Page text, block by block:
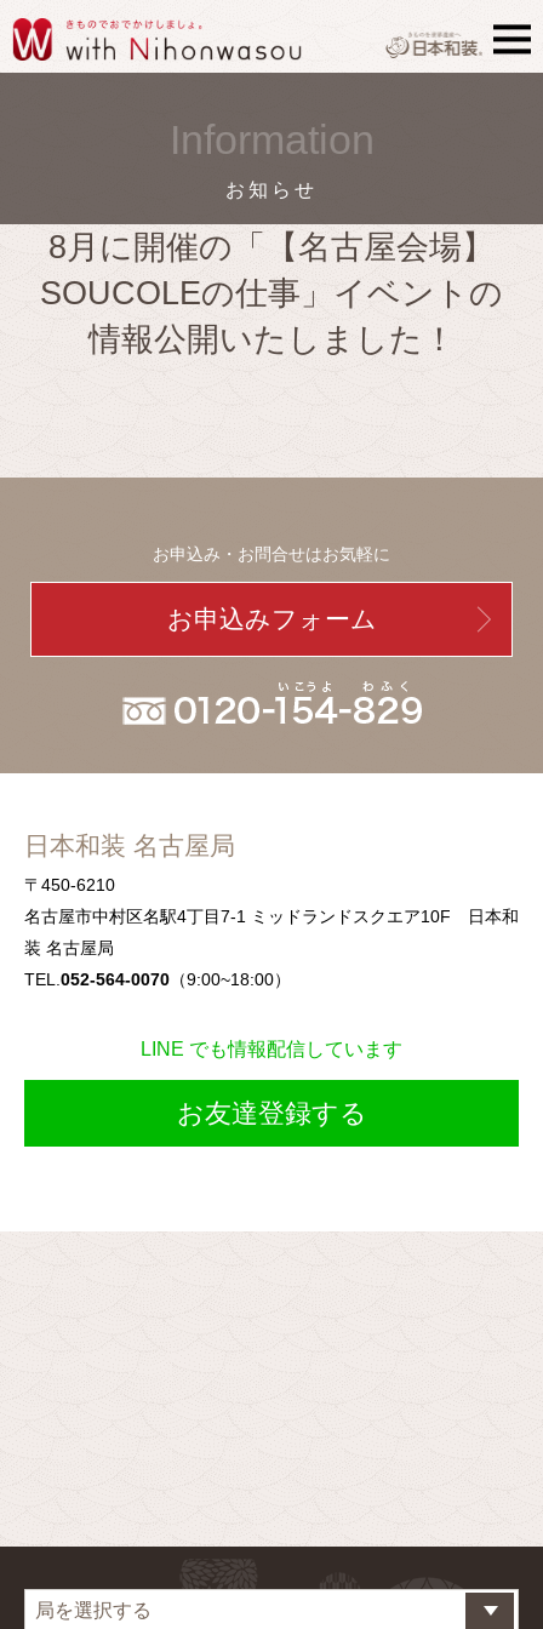
Information
お知らせ
8月に開催の「【名古屋会場】
SOUCOLEの仕事」イベントの
情報公開いたしました！
お申込み・お問合せはお気軽に
お申込みフォーム
日本和装 名古屋局
〒450-6210
名古屋市中村区名駅4丁目7-1 ミッドランドスクエア10F 日本和
装 名古屋局
TEL. 052-564-0070 （9:00~18:00）
LINE でも情報配信しています
お友達登録する